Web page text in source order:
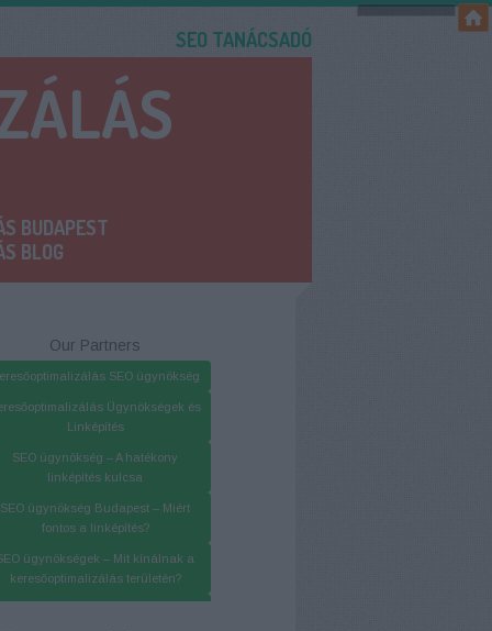
SEO TANÁCSADÓ
BUDAPEST
BLOG
Our Partners
SEO ügynökség
Ügynökségek és
Linképítés
SEO ügynökség – A hatékony
linképítés kulcsa
SEO ügynökség Budapest – Miért
fontos a linképítés?
ügynökségek – Mit kínálnak a
keresőoptimalizálás területén?